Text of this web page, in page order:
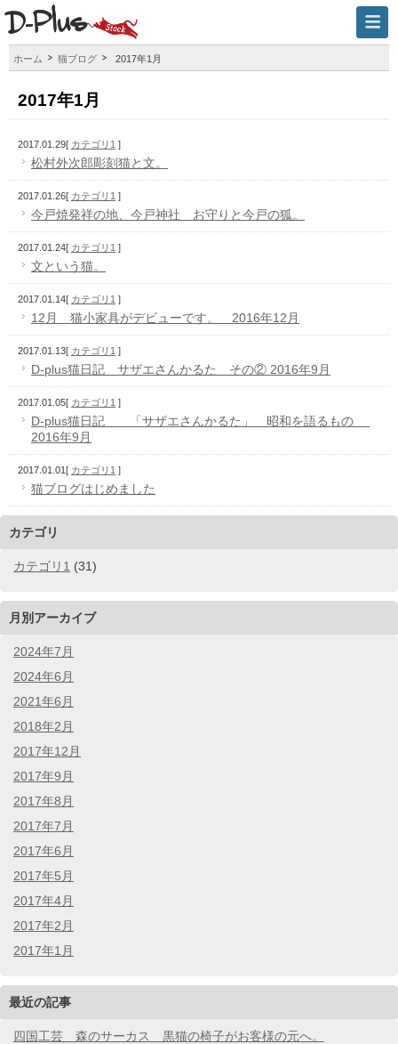
ホーム 猫ブログ 2017年1月
2017年1月
2017.01.29[ カテゴリ1 ]
松村外次郎彫刻猫と文。
2017.01.26[ カテゴリ1 ]
今戸焼発祥の地、今戸神社 お守りと今戸の狐。
2017.01.24[ カテゴリ1 ]
文という猫。
2017.01.14[ カテゴリ1 ]
12月 猫小家具がデビューです。 2016年12月
2017.01.13[ カテゴリ1 ]
D-plus猫日記 サザエさんかるた その② 2016年9月
2017.01.05[ カテゴリ1 ]
D-plus猫日記 「サザエさんかるた」 昭和を語るもの
2016年9月
2017.01.01[ カテゴリ1 ]
猫ブログはじめました
カテゴリ
カテゴリ1 (31)
月別アーカイブ
2024年7月
2024年6月
2021年6月
2018年2月
2017年12月
2017年9月
2017年8月
2017年7月
2017年6月
2017年5月
2017年4月
2017年2月
2017年1月
最近の記事
四国工芸 森のサーカス 黒猫の椅子がお客様の元へ。